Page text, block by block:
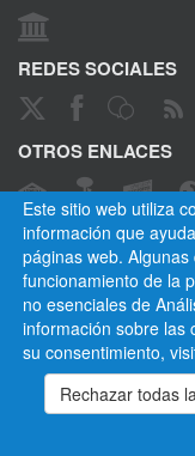
Este sitio web utiliza
información que
páginas web.
funcionamiento de la
no esenciales de
información sobre las
su consentimiento,
REDES SOCIALES
OTROS ENLACES
CANAL ÉTICO
Empresa Municipal de
Privacidad